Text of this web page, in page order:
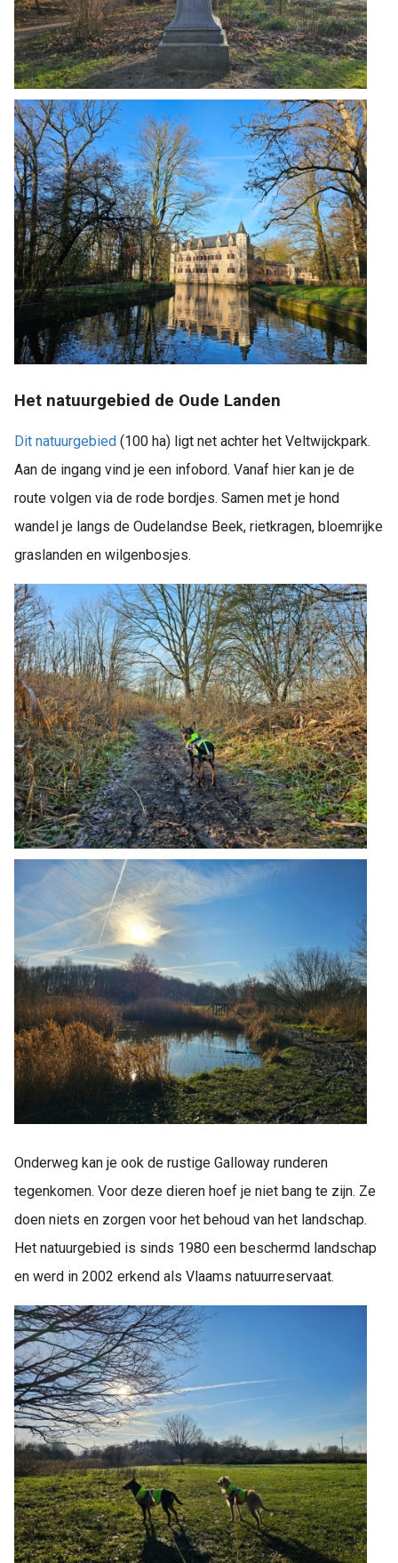
Het natuurgebied de Oude Landen
Dit natuurgebied (100 ha) ligt net achter het Veltwijckpark.
Aan de ingang vind je een infobord. Vanaf hier kan je de
route volgen via de rode bordjes. Samen met je hond
wandel je langs de Oudelandse Beek, rietkragen, bloemrijke
graslanden en wilgenbosjes.
Onderweg kan je ook de rustige Galloway runderen
tegenkomen. Voor deze dieren hoef je niet bang te zijn. Ze
doen niets en zorgen voor het behoud van het landschap.
Het natuurgebied is sinds 1980 een beschermd landschap
en werd in 2002 erkend als Vlaams natuurreservaat.